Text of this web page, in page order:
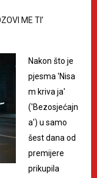
ME TI’
Nakon što je
pjesma 'Nisa
m kriva ja'
('Bezosjećajn
a') u samo
šest dana od
premijere
prikupila